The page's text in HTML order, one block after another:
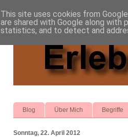
Blog Über Mich Begriffe
Sonntag, 22. April 2012
This site uses cookies from
are shared with Google along
statistics, and to detect and